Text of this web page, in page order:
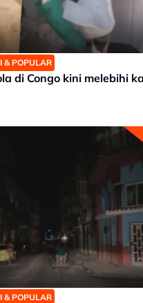
& POPULAR
di Congo kini melebihi
& POPULAR